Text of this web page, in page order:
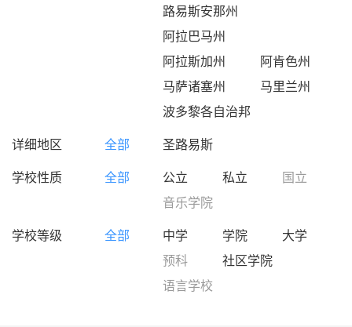
路易斯安那州
阿拉巴马州
阿拉斯加州
阿肯色州
马萨诸塞州
马里兰州
波多黎各自治邦
详细地区
全部
圣路易斯
学校性质
全部 公立 私立
国立
音乐学院
学校等级
全部 中学 学院
大学
预科
社区学院
语言学校